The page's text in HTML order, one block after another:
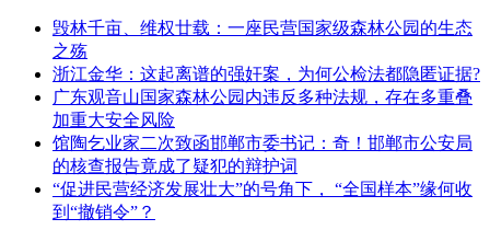
毁林千亩、维权廿载：一座民营国家级森林公园的生态
之殇
浙江金华：这起离谱的强奸案，为何公检法都隐匿证据?
广东观音山国家森林公园内违反多种法规，存在多重叠
加重大安全风险
馆陶乞业家二次致函邯郸市委书记：奇！邯郸市公安局
的核查报告竟成了疑犯的辩护词
“促进民营经济发展壮大”的号角下， “全国样本”缘何收
到“撤销令”？